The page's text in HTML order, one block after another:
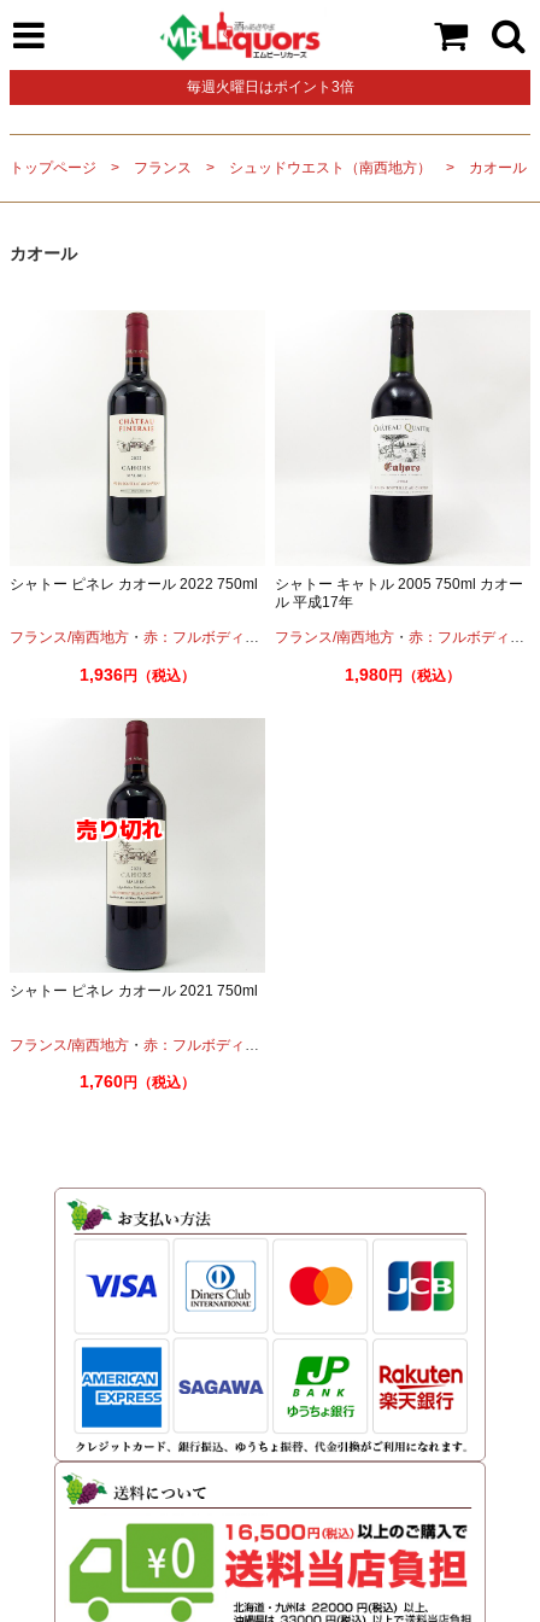
毎週火曜日はポイント3倍
トップページ フランス シュッドウエスト（南西地方） カオール
カオール
シャトー ピネレ カオール 2022 750ml
フランス/南西地方 ・ 赤：フルボディ ・ マルベック・メルロー
1,936円（税込）
シャトー キャトル 2005 750ml カオー
ル 平成17年
フランス/南西地方 ・赤：フルボディ ・
1,980円（税込）
シャトー ピネレ カオール 2021 750ml
フランス/南西地方 ・ 赤：フルボディ ・
1,760円（税込）